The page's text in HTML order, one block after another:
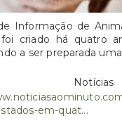
Informação de
criado há quatro
a ser preparada
em-quat...